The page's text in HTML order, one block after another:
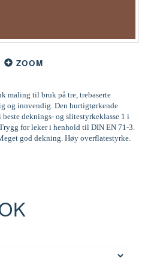
ZOOM
maling til bruk på tre, trebaserte
og innvendig. Den hurtigtørkende
deknings- og slitestyrkeklasse 1 i
for leker i henhold til DIN EN 71-3.
god dekning. Høy overflatestyrke.